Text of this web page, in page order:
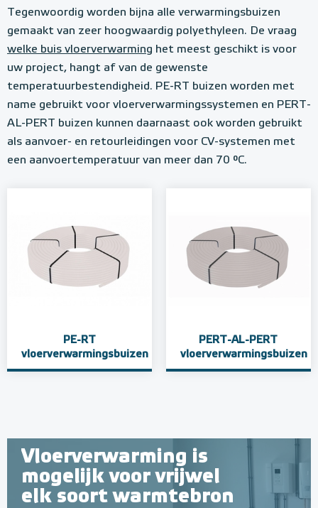
Tegenwoordig worden bijna alle verwarmingsbuizen
gemaakt van zeer hoogwaardig polyethyleen. De vraag
welke buis vloerverwarming het meest geschikt is voor
uw project, hangt af van de gewenste
temperatuurbestendigheid. PE-RT buizen worden met
name gebruikt voor vloerverwarmingssystemen en PERT-
AL-PERT buizen kunnen daarnaast ook worden gebruikt
als aanvoer- en retourleidingen voor CV-systemen met
een aanvoertemperatuur van meer dan 70 °C.
PE-RT
vloerverwarmingsbuizen
PERT-AL-PERT
vloerverwarmingsbuizen
Vloerverwarming is
mogelijk voor vrijwel
elk soort warmtebron